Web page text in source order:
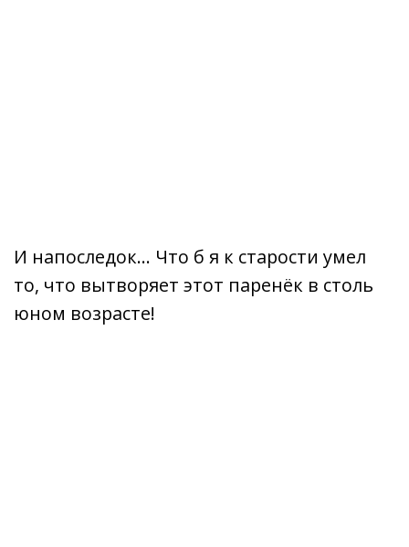
И напоследок… Что б я к старости умел
то, что вытворяет этот паренёк в столь
юном возрасте!